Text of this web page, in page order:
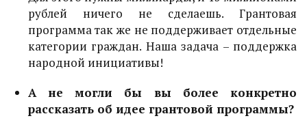
рублей ничего не сделаешь. Грантовая
программа так же не поддерживает отдельные
категории граждан. Наша задача – поддержка
народной инициативы!
А не могли бы вы более конкретно
рассказать об идее грантовой программы?